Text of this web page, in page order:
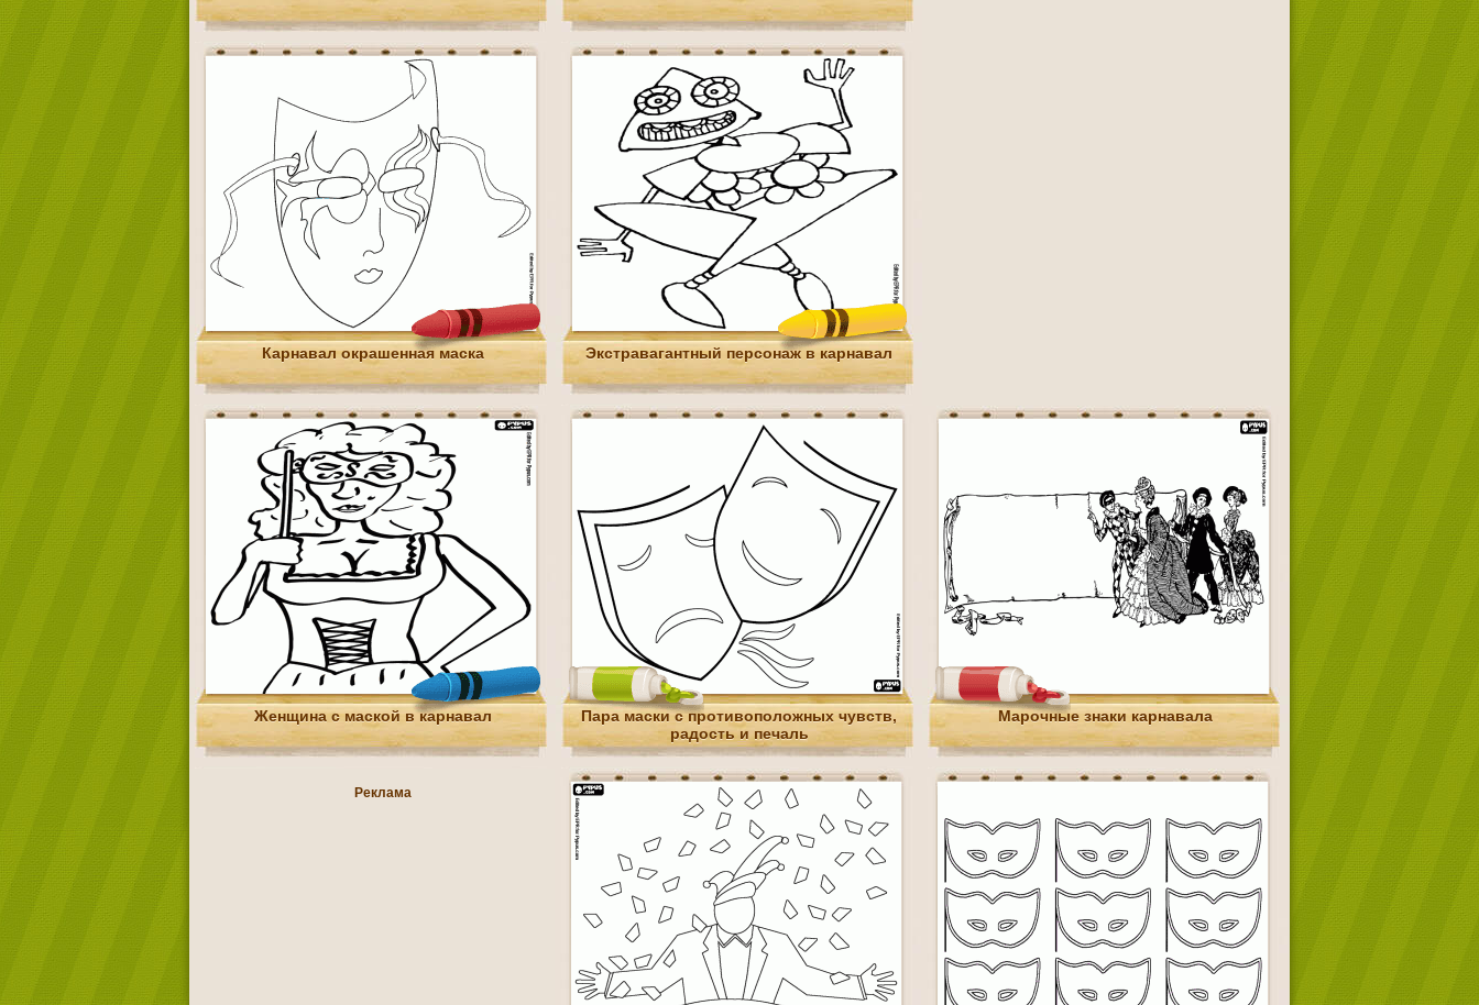
Карнавал окрашенная маска Экстравагантный персонаж в карнавал
Женщина с маской в карнавал
Пара маски с противоположных чувств,
радость и печаль
Марочные знаки карнавала
Реклама